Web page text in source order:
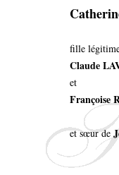
fille
Claude
et
Françoise
et sœur de